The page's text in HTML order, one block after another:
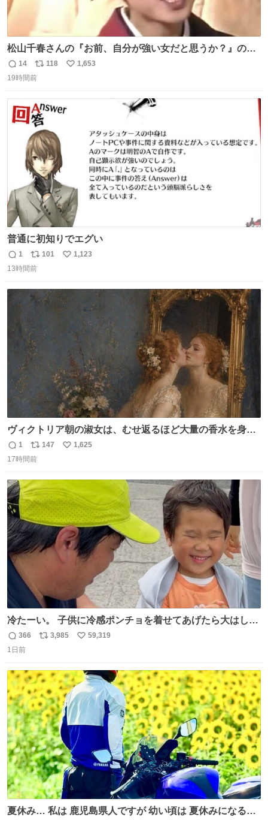
松山千春さんの『お前、自分が強い女だと思うか？』の一
言で… 中森明菜さんが思わず本音をこぼす瞬間😭
返
信
14
リ
ポ
ト
数
118
い
数
1,653
19時間前
普通に初知りでエグい
返
信
1
リ
ポ
ト
101
い
1,123
13時間前
ヴィクトリア朝の淑女は、むせ返るほど大量の香水を身に
つけるものではないとされていた。それでも香水は、髪や
肌の手入れと同じくらい、ヴィクトリア朝の女性達の美容
が知る香水よりも単純な組成で、その大部分は薔薇、菫、
ベルガモット、
返
信
1
リ
ポ
ト
数
147
い
数
1,625
17時間前
冷たーい。 子供に冷感ポンチョを着せてあげたら大はしゃ
ぎで喜んでくれました。 こんな素敵な代物を提供してくれ
た山口県の恩師に感謝。
返
信
366
リ
ト
数
3,985
い
数
59,319
1日前
夏休み… 私は 鹿児島県人ですが 幼い頃は 夏休みになると